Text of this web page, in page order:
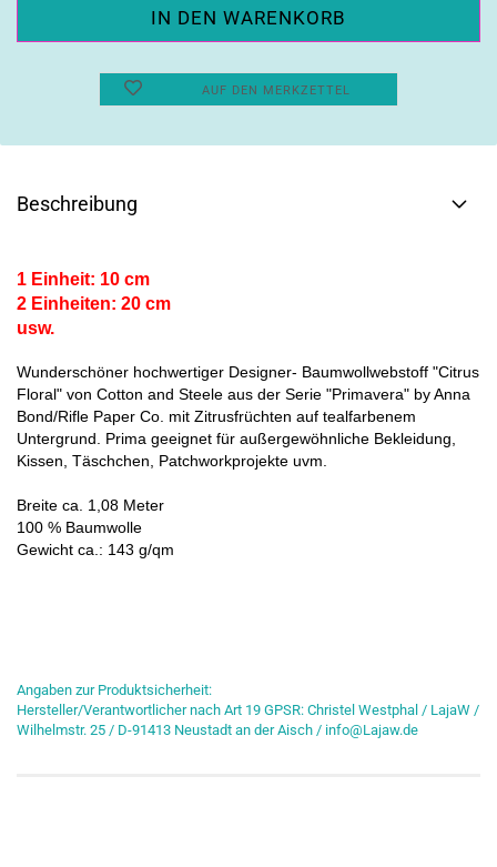
AUF DEN MERKZETTEL
Beschreibung
1 Einheit: 10 cm
2 Einheiten: 20 cm
usw.
Wunderschöner hochwertiger Designer- Baumwollwebstoff "Citrus
Floral" von Cotton and Steele aus der Serie "Primavera" by Anna
Bond/Rifle Paper Co. mit Zitrusfrüchten auf tealfarbenem
Untergrund. Prima geeignet für außergewöhnliche Bekleidung,
Kissen, Täschchen, Patchworkprojekte uvm.
Breite ca. 1,08 Meter
100 % Baumwolle
Gewicht ca.: 143 g/qm
Angaben zur Produktsicherheit:
Hersteller/Verantwortlicher nach Art 19 GPSR: Christel Westphal / LajaW /
Wilhelmstr. 25 / D-91413 Neustadt an der Aisch / info@Lajaw.de